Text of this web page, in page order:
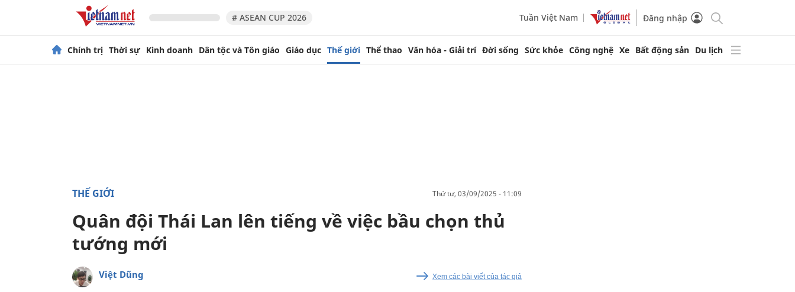
# ASEAN CUP 2026 Tuần Việt Nam Đăng nhập
Chính trị Thời sự Kinh doanh Dân tộc và Tôn giáo Giáo dục Thế giới Thể thao Văn hóa - Giải trí Đời sống Sức khỏe Công nghệ Xe Bất động sản Du lịch
THẾ GIỚI thứ tư, 03/09/2025 - 11:09
Quân đội Thái Lan lên tiếng về việc bầu chọn thủ
tướng mới
Việt Dũng Xem các bài viết của tác giả